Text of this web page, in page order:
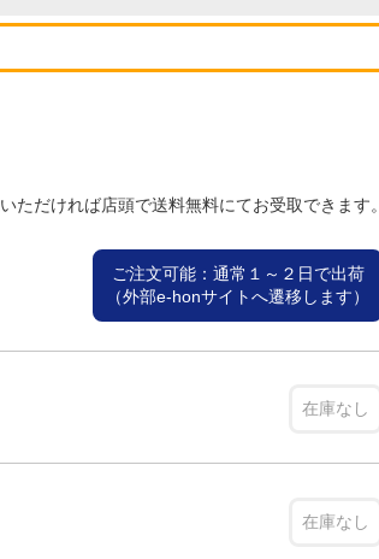
だければ店頭で送料無料にてお受取できます。
ご注文可能：通常１～２日で出荷
（外部e-honサイトへ遷移します）
在庫なし
在庫なし